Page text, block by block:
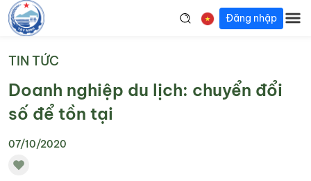
Đăng nhập
TIN TỨC
Doanh nghiệp du lịch: chuyển đổi
số để tồn tại
07/10/2020